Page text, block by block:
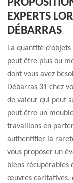
EXPERTS
DÉBARRAS
La quantité
peut être plus ou
dont vous avez
Débarras 31 chez
de valeur qui peut
peut être un
travaillons en
authentifier la
vous proposer un
biens récupérables
œuvres caritatives,